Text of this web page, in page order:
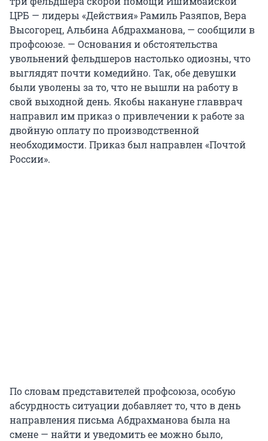
ЦРБ — лидеры «Действия» Рамиль Разяпов, Вера
Высогорец, Альбина Абдрахманова, — сообщили в
профсоюзе. — Основания и обстоятельства
увольнений фельдшеров настолько одиозны, что
выглядят почти комедийно. Так, обе девушки
были уволены за то, что не вышли на работу в
свой выходной день. Якобы накануне главврач
направил им приказ о привлечении к работе за
двойную оплату по производственной
необходимости. Приказ был направлен «Почтой
России».
По словам представителей профсоюза, особую
абсурдность ситуации добавляет то, что в день
направления письма Абдрахманова была на
смене — найти и уведомить ее можно было,